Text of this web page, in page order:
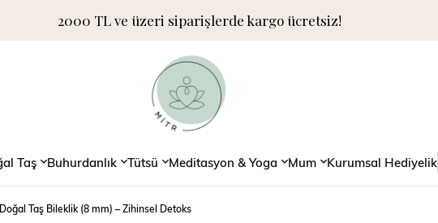
2000 TL ve üzeri siparişlerde kargo ücretsiz!
Taş Buhurdanlık Tütsü Meditasyon & Yoga Mum Kurumsal Hediyelik
Taş Bileklik (8 mm) – Zihinsel Detoks